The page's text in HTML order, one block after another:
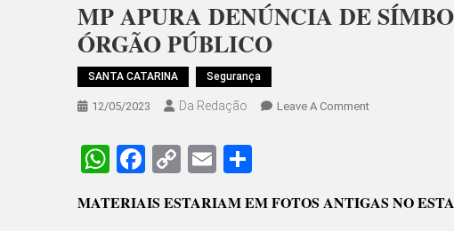
MP APURA DENÚNCIA DE
ÓRGÃO PÚBLICO
SANTA CATARINA Segurança
12/05/2023 Da Redação Leave A CommentOn
SÍMBOLOS
WhatsApp
Facebook
CopyEmail
MATERIAIS ESTARIAM EM FOTOS ANTIGAS NO